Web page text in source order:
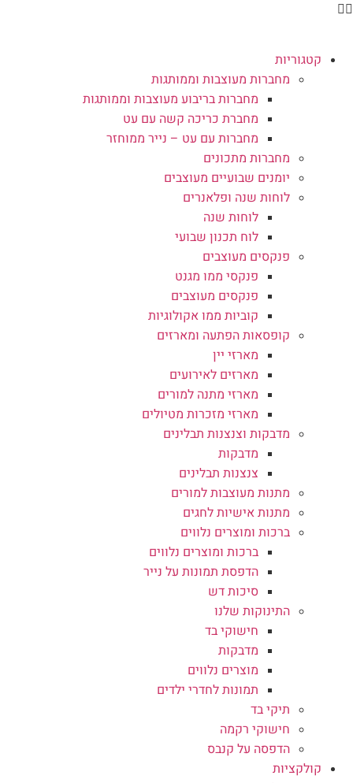
קטגוריות
מחברות מעוצבות וממותגות
מחברות בריבוע מעוצבות וממותגות
מחברת כריכה קשה עם עט
מחברות עם עט – נייר ממוחזר
מחברות מתכונים
יומנים שבועיים מעוצבים
לוחות שנה ופלאנרים
לוחות שנה
לוח תכנון שבועי
פנקסים מעוצבים
פנקסי ממו מגנט
פנקסים מעוצבים
קוביות ממו אקולוגיות
קופסאות הפתעה ומארזים
מארזי יין
מארזים לאירועים
מארזי מתנה למורים
מארזי מזכרות מטיולים
מדבקות וצנצנות תבלינים
מדבקות
צנצנות תבלינים
מתנות מעוצבות למורים
מתנות אישיות לחגים
ברכות ומוצרים נלווים
ברכות ומוצרים נלווים
הדפסת תמונות על נייר
סיכות דש
התינוקות שלנו
חישוקי בד
מדבקות
מוצרים נלווים
תמונות לחדרי ילדים
תיקי בד
חישוקי רקמה
הדפסה על קנבס
קולקציות